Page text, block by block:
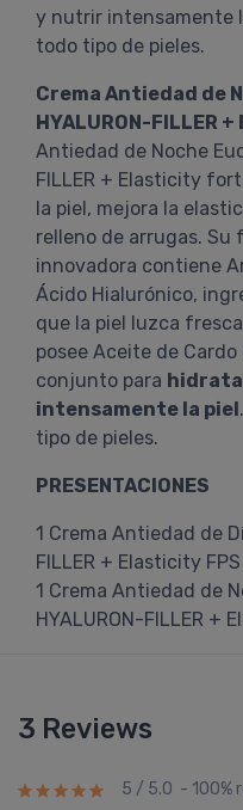
y nutrir intensamente
todo tipo de pieles.
Crema Antiedad de
HYALURON-FILLER
Antiedad de Noche
FILLER + Elasticity
la piel, mejora la
relleno de arrugas. Su
innovadora contiene
Ácido Hialurónico,
que la piel luzca
posee Aceite de
conjunto para
intensamente la piel
tipo de pieles.
PRESENTACIONES
1 Crema Antiedad de
FILLER + Elasticity
1 Crema Antiedad de
HYALURON-FILLER +
3 Reviews
5 / 5.0 - 100%